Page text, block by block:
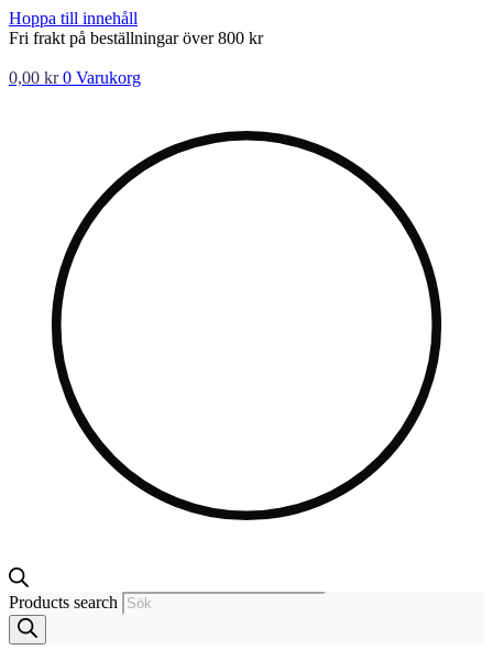
Hoppa till innehåll
Fri frakt på beställningar över 800 kr
0,00 kr 0 Varukorg
Products search